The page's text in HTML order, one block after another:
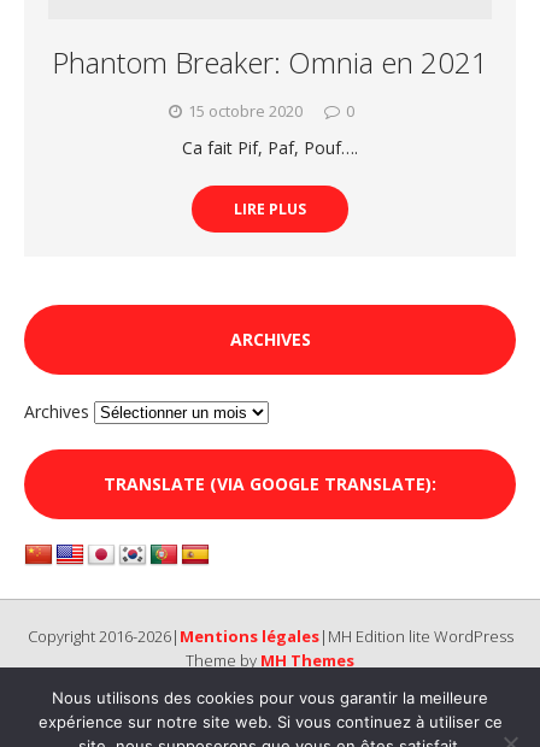
Phantom Breaker: Omnia en 2021
15 octobre 2020 0
Ca fait Pif, Paf, Pouf….
LIRE PLUS
ARCHIVES
Archives
TRANSLATE (VIA GOOGLE TRANSLATE):
Copyright 2016-2026| Mentions légales|MH Edition lite WordPress
Theme by MH Themes
Nous utilisons des cookies pour vous garantir la meilleure
expérience sur notre site web. Si vous continuez à utiliser ce